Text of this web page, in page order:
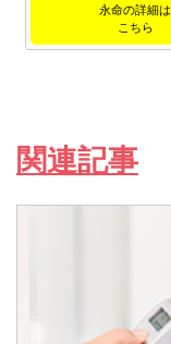
永命の詳細は
こちら
関連記事